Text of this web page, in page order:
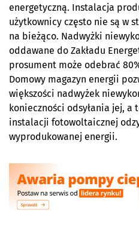
energetyczną. Instalacja
użytkownicy często nie są w
na bieżąco. Nadwyżki
oddawane do Zakładu
prosument może odebrać
Domowy magazyn energii
większości nadwyżek
konieczności odsyłania jej,
instalacji fotowoltaicznej
wyprodukowanej energii.